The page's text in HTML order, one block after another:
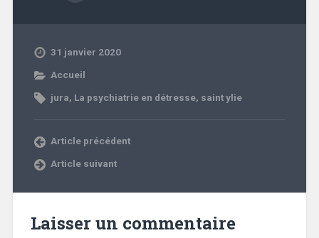
31 janvier 2020
Accueil
jura, La psychiatrie en détresse, saint ylie
Article précédent
Article suivant
Laisser un commentaire